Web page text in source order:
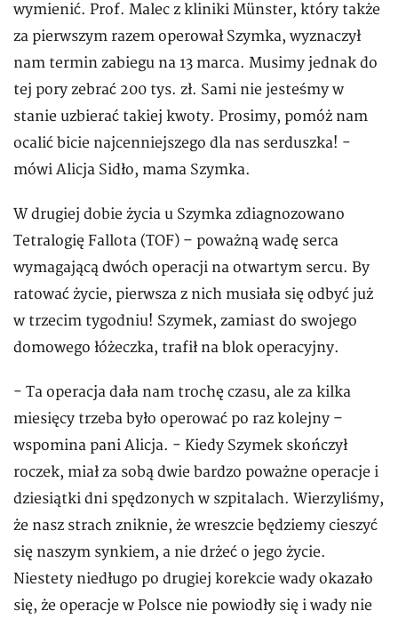
wymienić. Prof. Malec z kliniki Münster, który także
za pierwszym razem operował Szymka, wyznaczył
nam termin zabiegu na 13 marca. Musimy jednak do
tej pory zebrać 200 tys. zł. Sami nie jesteśmy w
stanie uzbierać takiej kwoty. Prosimy, pomóż nam
ocalić bicie najcenniejszego dla nas serduszka! -
mówi Alicja Sidło, mama Szymka.
W drugiej dobie życia u Szymka zdiagnozowano
Tetralogię Fallota (TOF) – poważną wadę serca
wymagającą dwóch operacji na otwartym sercu. By
ratować życie, pierwsza z nich musiała się odbyć już
w trzecim tygodniu! Szymek, zamiast do swojego
domowego łóżeczka, trafił na blok operacyjny.
- Ta operacja dała nam trochę czasu, ale za kilka
miesięcy trzeba było operować po raz kolejny –
wspomina pani Alicja. - Kiedy Szymek skończył
roczek, miał za sobą dwie bardzo poważne operacje i
dziesiątki dni spędzonych w szpitalach. Wierzyliśmy,
że nasz strach zniknie, że wreszcie będziemy cieszyć
się naszym synkiem, a nie drżeć o jego życie.
Niestety niedługo po drugiej korekcie wady okazało
się, że operacje w Polsce nie powiodły się i wady nie